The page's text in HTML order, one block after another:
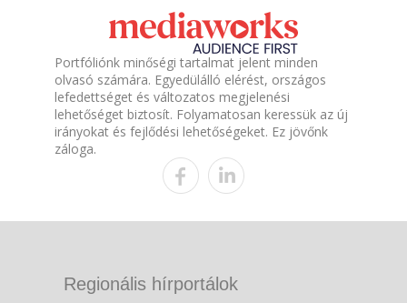
Portfóliónk minőségi tartalmat jelent minden
olvasó számára. Egyedülálló elérést, országos
lefedettséget és változatos megjelenési
lehetőséget biztosít. Folyamatosan keressük az új
irányokat és fejlődési lehetőségeket. Ez jövőnk
záloga.
Regionális hírportálok